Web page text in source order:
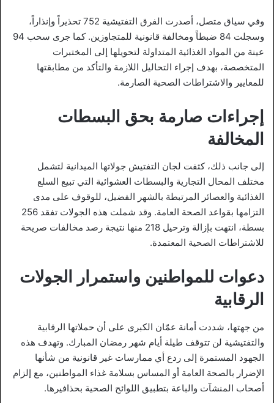
وفي سياق متصل، أصدرت الفرق التفتيشية 752 تحذيراً وإنذاراً،
وسجلت 84 ضبطاً ومخالفة قانونية للمتجاوزين. كما جرى سحب 94
عينة من المواد الغذائية المتداولة لتحويلها إلى المختبرات
المتخصصة، بهدف إجراء التحاليل اللازمة والتأكد من مطابقتها
للمعايير والاشتراطات الصحية الصارمة.
إجراءات صارمة بحق البسطات
المخالفة
إلى جانب ذلك، كثفت لجان التفتيش جولاتها الميدانية لتشمل
مختلف المحال التجارية والبسطات العشوائية التي تبيع السلع
الغذائية والعصائر المرتبطة بالشهر الفضيل، للوقوف على مدى
التزامها بقواعد الصحة العامة. وقد شملت هذه الجولات تفقد 256
بسطة، انتهت بإزالة وترحيل 218 منها نتيجة رصد مخالفات صريحة
للاشتراطات الصحية المعتمدة.
دعوات للمواطنين واستمرار الجولات
الرقابية
من جهتها، شددت أمانة عمّان الكبرى على أن حملاتها الرقابية
والتفتيشية لن تتوقف طيلة أيام شهر رمضان المبارك. وتهدف هذه
الجهود المستمرة إلى ردع أي ممارسات غير قانونية من شأنها
الإضرار بالصحة العامة أو المساس بسلامة غذاء المواطنين، مع إلزام
أصحاب المنشآت والباعة بتطبيق اللوائح الصحية بحذافيرها.